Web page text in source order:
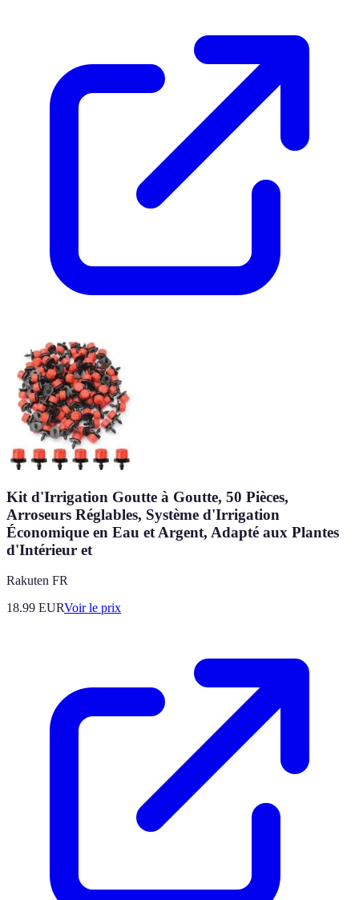
Kit d'Irrigation Goutte à Goutte, 50 Pièces,
Arroseurs Réglables, Système d'Irrigation
Économique en Eau et Argent, Adapté aux Plantes
d'Intérieur et
Rakuten FR
18.99 EURVoir le prix